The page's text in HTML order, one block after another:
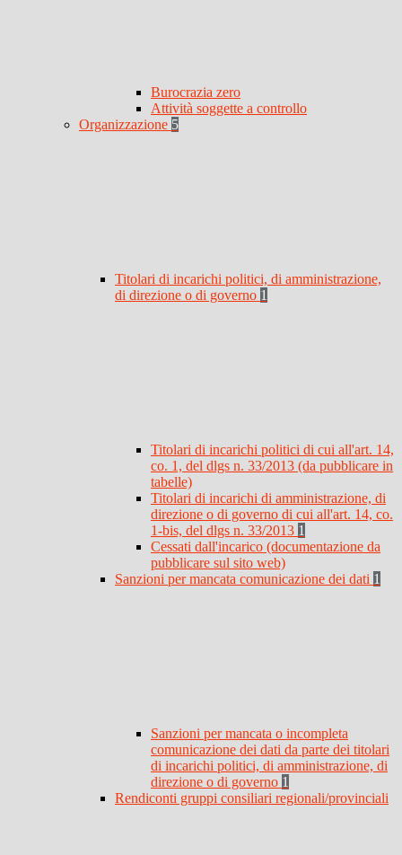
Burocrazia zero
Attività soggette a controllo
Organizzazione 5
Titolari di incarichi politici, di amministrazione,
di direzione o di governo 1
Titolari di incarichi politici di cui all'art. 14,
co. 1, del dlgs n. 33/2013 (da pubblicare in
tabelle)
Titolari di incarichi di amministrazione, di
direzione o di governo di cui all'art. 14, co.
1-bis, del dlgs n. 33/2013 1
Cessati dall'incarico (documentazione da
pubblicare sul sito web)
Sanzioni per mancata comunicazione dei dati 1
Sanzioni per mancata o incompleta
comunicazione dei dati da parte dei titolari
di incarichi politici, di amministrazione, di
direzione o di governo 1
Rendiconti gruppi consiliari regionali/provinciali